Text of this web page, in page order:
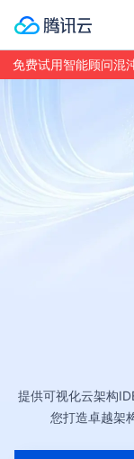
免费试用智能顾问混
提供可视化云架构
您打造卓越架